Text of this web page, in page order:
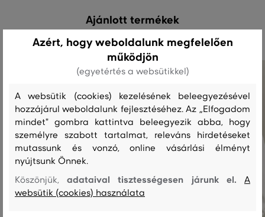
Ajánlott termékek
Azért, hogy weboldalunk megfelelően
működjön
(egyetértés a websütikkel)
A websütik (cookies) kezelésének beleegyezésével
hozzájárul weboldalunk fejlesztéséhez. Az „Elfogadom
mindet" gombra kattintva beleegyezik abba, hogy
személyre szabott tartalmat, releváns hirdetéseket
mutassunk és vonzó, online vásárlási élményt
nyújtsunk Önnek.
Köszönjük,adataival tisztességesen járunk el.A
websütik (cookies) használata